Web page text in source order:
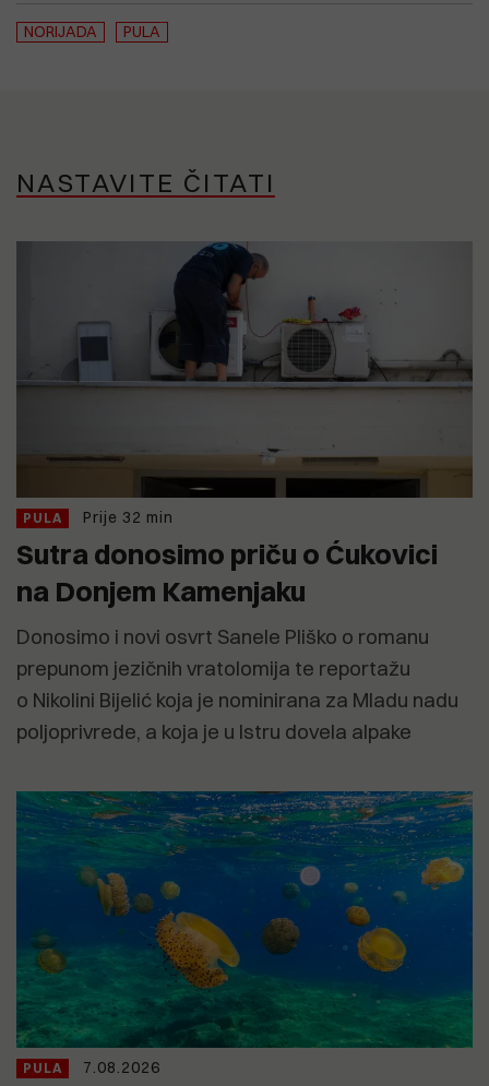
NORIJADA PULA
NASTAVITE ČITATI
PULA Prije 32 min
Sutra donosimo priču o Ćukovici
na Donjem Kamenjaku
Donosimo i novi osvrt Sanele Pliško o romanu
prepunom jezičnih vratolomija te reportažu
o Nikolini Bijelić koja je nominirana za Mladu nadu
poljoprivrede, a koja je u Istru dovela alpake
PULA 7.08.2026